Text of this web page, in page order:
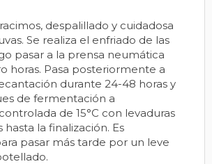
despalillado y cuidadosa
Se realiza el enfriado de las
pasar a la prensa neumática
horas. Pasa posteriormente a
durante 24-48 horas y
de fermentación a
de 15°C con levaduras
hasta la finalización. Es
pasar más tarde por un leve